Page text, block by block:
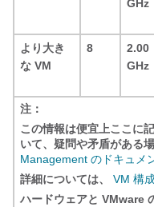
GHz
より大き
な VM
8
2.00
GHz
注：
この情報は便宜上ここに
いて、疑問や矛盾がある
Management のドキュメ
詳細については、 VM 構
ハードウェアと VMware